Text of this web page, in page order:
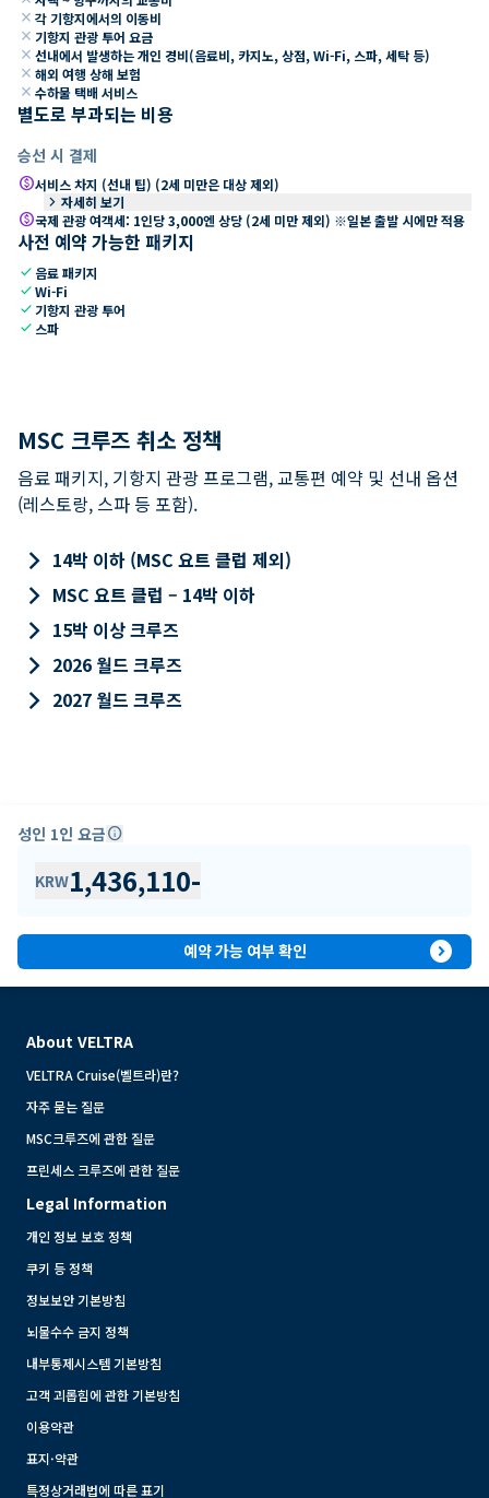
close 각 기항지에서의 이동비
close 기항지 관광 투어 요금
close 선내에서 발생하는 개인 경비(음료비, 카지노, 상점, Wi-Fi, 스파, 세탁 등)
close 해외 여행 상해 보험
close 수하물 택배 서비스
별도로 부과되는 비용
승선 시 결제
paid서비스 차지 (선내 팁) (2세 미만은 대상 제외)
keyboard_arrow_right 자세히 보기
paid국제 관광 여객세: 1인당 3,000엔 상당 (2세 미만 제외) ※일본 출발 시에만 적용
사전 예약 가능한 패키지
check 음료 패키지
checkWi-Fi
check 기항지 관광 투어
check 스파
MSC 크루즈 취소 정책
음료 패키지, 기항지 관광 프로그램, 교통편 예약 및 선내 옵션
(레스토랑, 스파 등 포함).
keyboard_arrow_right 14박 이하 (MSC 요트 클럽 제외)
keyboard_arrow_right MSC 요트 클럽 – 14박 이하
keyboard_arrow_right 15박 이상 크루즈
keyboard_arrow_right 2026 월드 크루즈
keyboard_arrow_right 2027 월드 크루즈
성인 1인 요금info
KRW1,436,110-
예약 가능 여부 확인 expand_circle_right
About VELTRA
VELTRA Cruise(벨트라)란?
자주 묻는 질문
MSC크루즈에 관한 질문
프린세스 크루즈에 관한 질문
Legal Information
개인 정보 보호 정책
쿠키 등 정책
정보보안 기본방침
뇌물수수 금지 정책
내부통제시스템 기본방침
고객 괴롭힘에 관한 기본방침
이용약관
표지·약관
특정상거래법에 따른 표기